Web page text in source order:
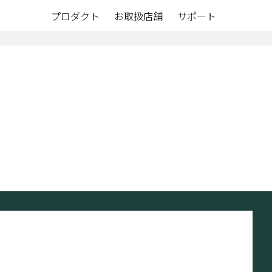
プロダクト お取扱店舗 サポート